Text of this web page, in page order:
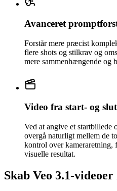
Avanceret
Forstår mere præcist
flere shots og stilkrav og
mere sammenhængende og
Video fra start- og
Ved at angive et startbillede
overgå naturligt mellem de
kontrol over
visuelle resultat.
Skab Veo 3.1-